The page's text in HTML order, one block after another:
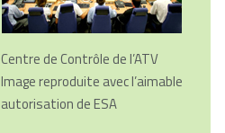
Centre de Contrôle de l’ATV
Image reproduite avec l’aimable
autorisation de ESA